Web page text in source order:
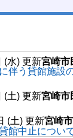
(水) 更新宮崎市
伴う貸館施設
(土) 更新宮崎市
(土) 更新宮崎
館中止につい